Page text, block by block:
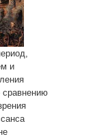
и
сравнению